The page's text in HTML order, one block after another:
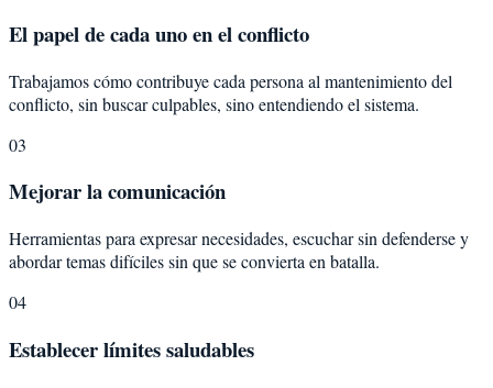
El papel de cada uno en el conflicto
Trabajamos cómo contribuye cada persona al mantenimiento del
conflicto, sin buscar culpables, sino entendiendo el sistema.
03
Mejorar la comunicación
Herramientas para expresar necesidades, escuchar sin defenderse y
abordar temas difíciles sin que se convierta en batalla.
04
Establecer límites saludables